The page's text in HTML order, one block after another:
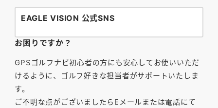
EAGLE VISION 公式SNS
お困りですか？
GPSゴルフナビ初心者の方にも安心してお使いいただ
けるように、ゴルフ好きな担当者がサポートいたしま
す。
ご不明な点がございましたらEメールまたは電話にて